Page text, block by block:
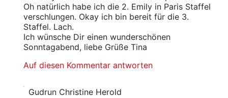
Oh natürlich habe ich die 2. Emily in Paris Staffel
verschlungen. Okay ich bin bereit für die 3.
Staffel. Lach.
Ich wünsche Dir einen wunderschönen
Sonntagabend, liebe Grüße Tina
Auf diesen Kommentar antworten
Gudrun Christine Herold